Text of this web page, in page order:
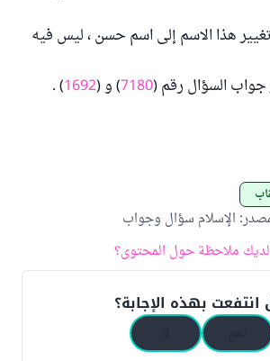
هذا الاسم إلى اسم حسن ، ليس فيه
جواب السؤال رقم (7180) و (1692
) .
: الإسلام سؤال وجواب
ملاحظة حول المحتوى؟
بهذه الإجابة؟